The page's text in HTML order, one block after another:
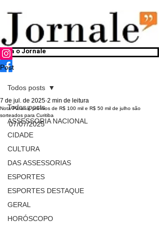
Siga o Jornale
Post
Todos posts
ASSESSORIA NACIONAL
CIDADE
CULTURA
DAS ASSESSORIAS
ESPORTES
ESPORTES DESTAQUE
GERAL
HORÓSCOPO
Todos posts
Nota Paraná: prêmios de R$ 100 mil e R$ 50 mil de julho são
sorteados para Curitiba
7 de jul. de 2025 2 min de leitura
07/07/2025